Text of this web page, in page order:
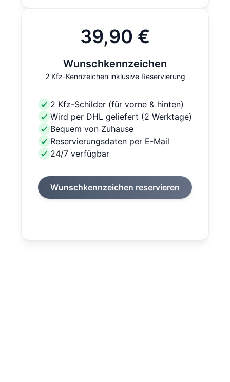
39,90 €
Wunschkennzeichen
2 Kfz-Kennzeichen inklusive Reservierung
2 Kfz-Schilder (für vorne & hinten)
Wird per DHL geliefert (2 Werktage)
Bequem von Zuhause
Reservierungsdaten per E-Mail
24/7 verfügbar
Wunschkennzeichen reservieren